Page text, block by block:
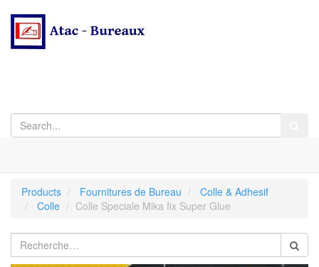
Products Fournitures de Bureau
Colle & Adhesif
Colle
Colle Speciale Mika fix Super Glue